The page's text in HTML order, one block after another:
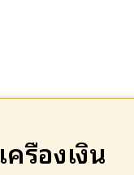
เครื่องเงิน